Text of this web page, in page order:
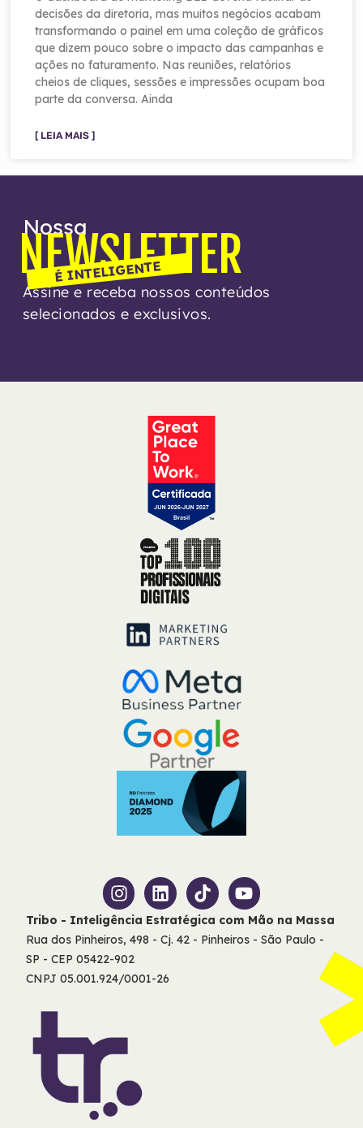
decisões da diretoria, mas muitos negócios acabam
transformando o painel em uma coleção de gráficos
que dizem pouco sobre o impacto das campanhas e
ações no faturamento. Nas reuniões, relatórios
cheios de cliques, sessões e impressões ocupam boa
parte da conversa. Ainda
[ LEIA MAIS ]
Nossa
NEWSLETTER
É INTELIGENTE
Assine e receba nossos conteúdos
selecionados e exclusivos.
Tribo - Inteligência Estratégica com Mão na Massa
Rua dos Pinheiros, 498 - Cj. 42 - Pinheiros - São Paulo -
SP - CEP 05422-902
CNPJ 05.001.924/0001-26